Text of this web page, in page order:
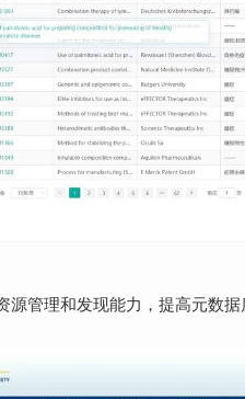
管理和发现能力，提高元数